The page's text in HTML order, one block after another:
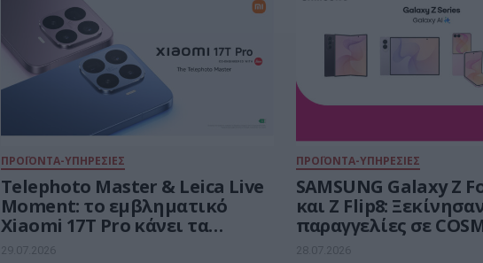
ΠΡΟΪΟΝΤΑ-ΥΠΗΡΕΣΙΕΣ
Telephoto Master & Leica Live
Moment: το εμβληματικό
Xiaomi 17Τ Pro κάνει τα
καλοκαιρινά stories μας να
29.07.2026
ΠΡΟΪΟΝΤΑ-ΥΠΗΡΕΣΙΕΣ
SAMSUNG Galaxy Z
και Ζ Flip8:
παραγγελίες σε
TELEKOM και
28.07.2026